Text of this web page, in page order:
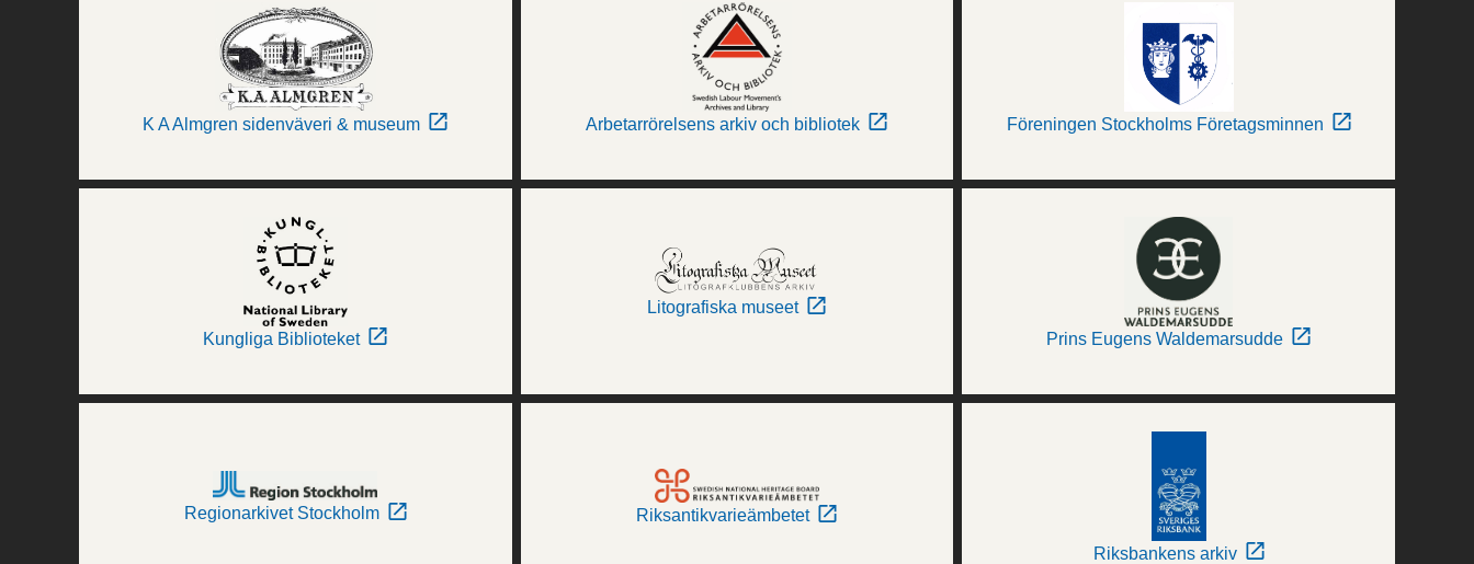
K A Almgren sidenväveri & museum Arbetarrörelsens arkiv och bibliotek Föreningen Stockholms Företagsminnen
Kungliga Biblioteket
Litografiska museet
Prins Eugens Waldemarsudde
Regionarkivet Stockholm Riksantikvarieämbetet
Riksbankens arkiv